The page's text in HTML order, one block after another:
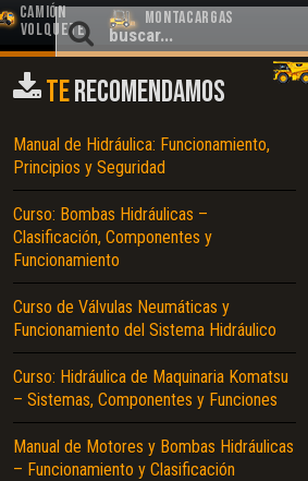
Camión
Volquete
Montacargas
TERECOMENDAMOS
Manual de Hidráulica: Funcionamiento,
Principios y Seguridad
Curso: Bombas Hidráulicas –
Clasificación, Componentes y
Funcionamiento
Curso de Válvulas Neumáticas y
Funcionamiento del Sistema Hidráulico
Curso: Hidráulica de Maquinaria Komatsu
– Sistemas, Componentes y Funciones
Manual de Motores y Bombas Hidráulicas
– Funcionamiento y Clasificación